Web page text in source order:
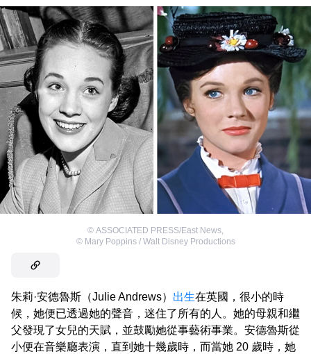
© ASSOCIATED PRESS/East News,
© Mary Poppins / Walt Disney Productions
朱莉·安德魯斯（Julie Andrews） 出生在英國，很小的時
候，她便已透過她的聲音，迷住了所有的人。她的母親和繼
父發現了女兒的天賦，並鼓勵她從事藝術事業。安德魯斯從
小便在音樂廳表演，直到她十幾歲時，而當她 20 歲時，她